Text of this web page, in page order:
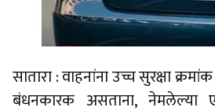
सातारा : वाहनांना उच्च सुरक्षा
बंधनकारक असताना, नेमलेल्या